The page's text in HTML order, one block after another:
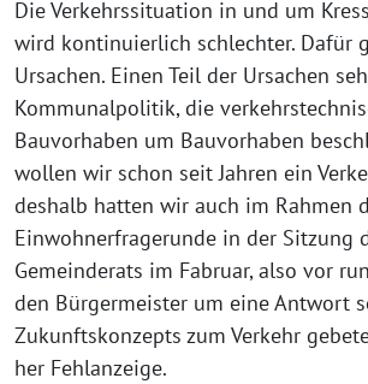
Die Verkehrssituation in und um
wird kon­ti­nu­ier­lich schlech­ter. Dafür
Ursachen. Einen Teil der Ursachen
Kommunalpolitik, die
Bauvorhaben um Bauvorhaben
wol­len wir schon seit Jahren ein
des­halb hat­ten wir auch im Rahmen
Einwohnerfragerunde in der Sitzung
Gemeinderats im Fabruar, also vor
den Bürgermeister um eine Antwort
Zukunftskonzepts zum Verkehr
her Fehlanzeige.